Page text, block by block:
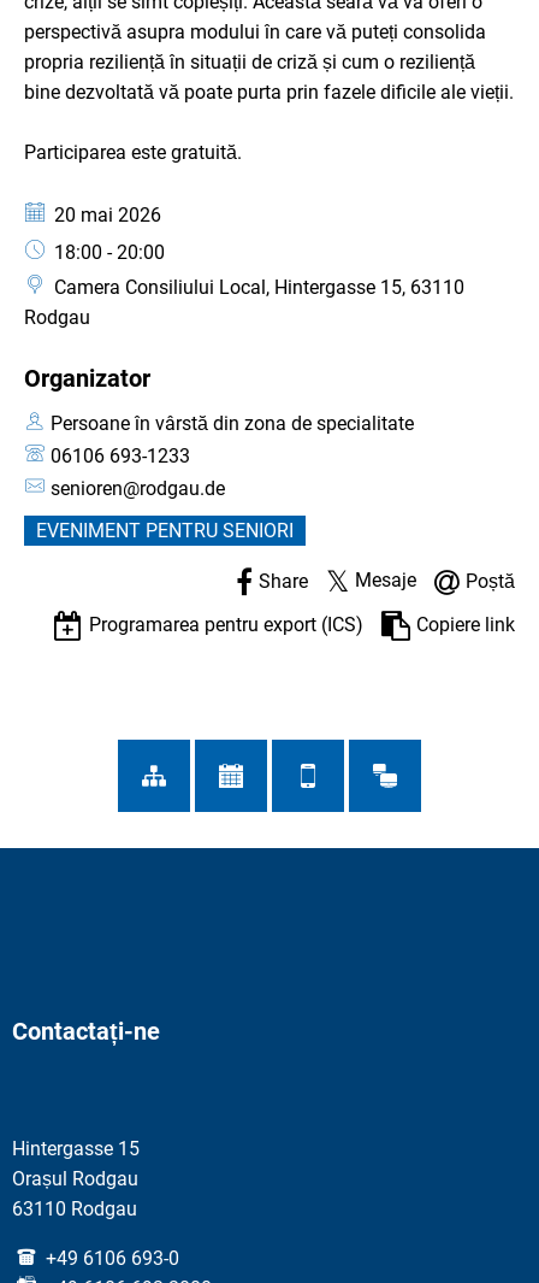
perspectivă asupra modului în care vă puteți consolida
propria reziliență în situații de criză și cum o reziliență
bine dezvoltată vă poate purta prin fazele dificile ale vieții.
Participarea este gratuită.
Data:
20 mai 2026
Ora:
18:00 - 20:00
Camera Consiliului Local, Hintergasse 15, 63110
Rodgau
Organizator
Persoane în vârstă din zona de specialitate
06106 693-1233
senioren@rodgau.de
EVENIMENT PENTRU SENIORI
Share Mesaje
Poștă
Programarea pentru export (ICS)
Copiere link
Contactați-ne
Hintergasse 15
Orașul Rodgau
63110 Rodgau
+49 6106 693-0